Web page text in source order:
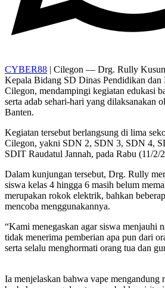
CYBER88 | Cilegon — Drg. Rully
Kepala Bidang SD Dinas Pendidikan dan
Cilegon, mendampingi kegiatan edukasi
serta adab sehari-hari yang dilaksanakan
Banten.
Kegiatan tersebut berlangsung di lima
Cilegon, yakni SDN 2, SDN 3, SDN 4,
SDIT Raudatul Jannah, pada Rabu (11/2/
Dalam kunjungan tersebut, Drg. Rully
siswa kelas 4 hingga 6 masih belum
merupakan rokok elektrik, bahkan
mencoba menggunakannya.
“Kami menegaskan agar siswa menjauhi
tidak menerima pemberian apa pun dari
serta selalu menghormati orang tua dan
Ia menjelaskan bahwa vape mengandung